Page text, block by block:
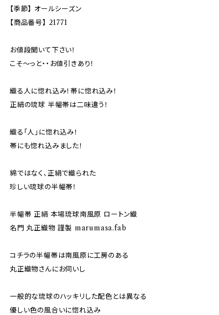
【季節】 オールシーズン
【商品番号】 21771
お値段聞いて下さい！
こそ～っと・・お値引きあり！
織る人に惚れ込み！帯に惚れ込み！
正絹の琉球 半幅帯は二味違う！
織る「人」に惚れ込み！
帯にも惚れ込みました！
綿ではなく、正絹で織られた
珍しい琉球の半幅帯！
半幅帯 正絹 本場琉球南風原 ロートン織
名門 丸正織物 謹製 marumasa.fab
コチラの半幅帯は南風原に工房のある
丸正織物さんにお伺いし
一般的な琉球のハッキリした配色とは異なる
優しい色の風合いに惚れ込み